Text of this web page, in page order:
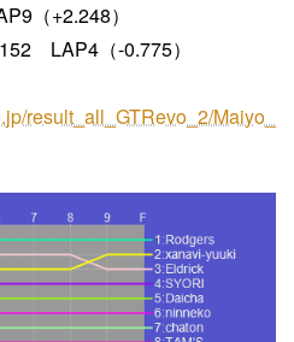
（+2.248）
LAP4（-0.775）
result_all_GTRevo_2/Maiyo_